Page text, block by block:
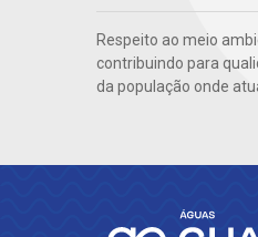
Respeito ao meio
contribuindo para
da população onde